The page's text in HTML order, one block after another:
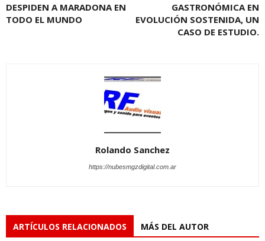
DESPIDEN A MARADONA EN
TODO EL MUNDO
GASTRONÓMICA EN
EVOLUCIÓN SOSTENIDA, UN
CASO DE ESTUDIO.
Rolando Sanchez
https://nubesmgzdigital.com.ar
ARTÍCULOS RELACIONADOS MÁS DEL AUTOR